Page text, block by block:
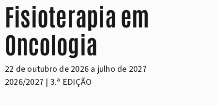
Fisioterapia em
Oncologia
22 de outubro de 2026 a julho de 2027
2026/2027 | 3.ª EDIÇÃO